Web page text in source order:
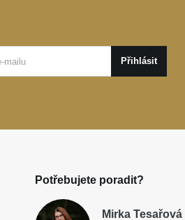
Přihlásit
Potřebujete poradit?
Mirka Tesařová